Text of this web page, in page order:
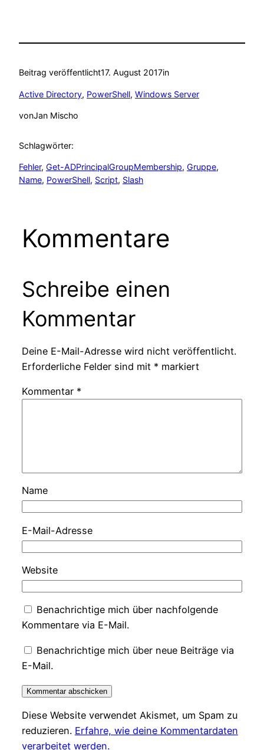
Beitrag veröffentlicht17. August 2017in
Active Directory, PowerShell, Windows Server
vonJan Mischo
Schlagwörter:
Fehler, Get-ADPrincipalGroupMembership, Gruppe
Name, PowerShell, Script, Slash
Kommentare
Schreibe einen
Kommentar
Deine E-Mail-Adresse wird nicht veröffentlicht.
Erforderliche Felder sind mit * markiert
Kommentar *
Name
E-Mail-Adresse
Website
Benachrichtige mich über nachfolgende
Kommentare via E-Mail.
Benachrichtige mich über neue Beiträge via
E-Mail.
Diese Website verwendet Akismet, um Spam zu
reduzieren. Erfahre, wie deine Kommentardaten
verarbeitet werden.